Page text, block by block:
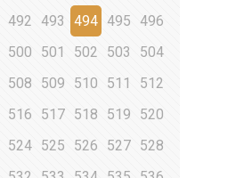
492 493 494 495
496
500 501 502 503
504
508 509 510 511
512
516 517 518 519
520
524 525 526 527 528